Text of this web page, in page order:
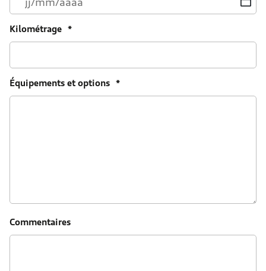
Kilométrage *
Équipements et options *
Commentaires